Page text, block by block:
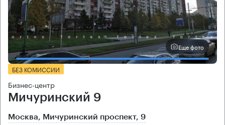
Еще фото
БЕЗ КОМИССИИ
Бизнес-центр
Мичуринский 9
Москва, Мичуринский проспект, 9